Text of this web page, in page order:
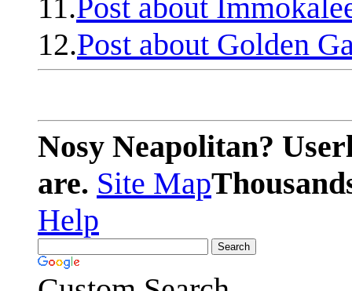
11.Post about
12.Post about Golden
Nosy Neapolitan?
are. Site Map
Help